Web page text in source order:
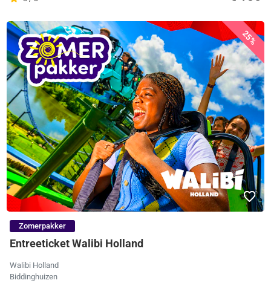
25%
Zomerpakker
Entreeticket Walibi Holland
Walibi Holland
Biddinghuizen